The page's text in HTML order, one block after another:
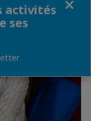
activités
ses